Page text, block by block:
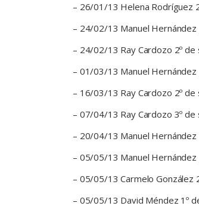
– 26/01/13 Helena Rodríguez
– 24/02/13 Manuel Hernández
– 24/02/13 Ray Cardozo 2º
– 01/03/13 Manuel
– 16/03/13 Ray Cardozo 2º
– 07/04/13 Ray Cardozo 3º
– 20/04/13 Manuel Hernández
– 05/05/13 Manuel
– 05/05/13 Carmelo González
– 05/05/13 David Méndez 1º